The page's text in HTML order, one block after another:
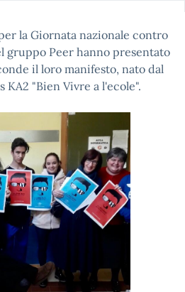
la Giornata nazionale contro
gruppo Peer hanno presentato
il loro manifesto, nato dal
KA2 "Bien Vivre a l'ecole".